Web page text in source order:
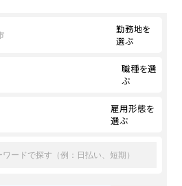
勤務地を
選ぶ
職種を選
ぶ
雇用形態を
選ぶ